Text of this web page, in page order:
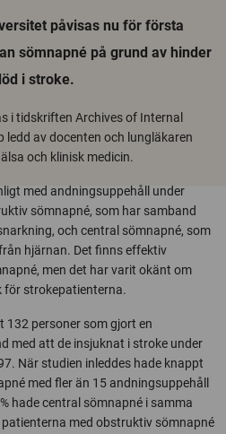
påvisas nu för första
sömnapné på grund av hinder
i stroke.
i tidskriften Archives of Internal
ledd av docenten och lungläkaren
och klinisk medicin.
med andningsuppehåll under
sömnapné, som har samband
och central sömnapné, som
hjärnan. Det finns effektiv
men det har varit okänt om
för strokepatienterna.
132 personer som gjort en
med att de insjuknat i stroke under
När studien inleddes hade knappt
med fler än 15 andningsuppehåll
hade central sömnapné i samma
med obstruktiv sömnapné